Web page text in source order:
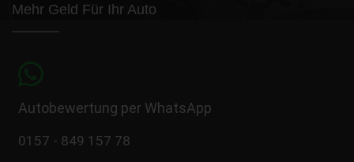
Mehr Geld Für Ihr Auto
Autobewertung per WhatsApp
0157 - 849 157 78